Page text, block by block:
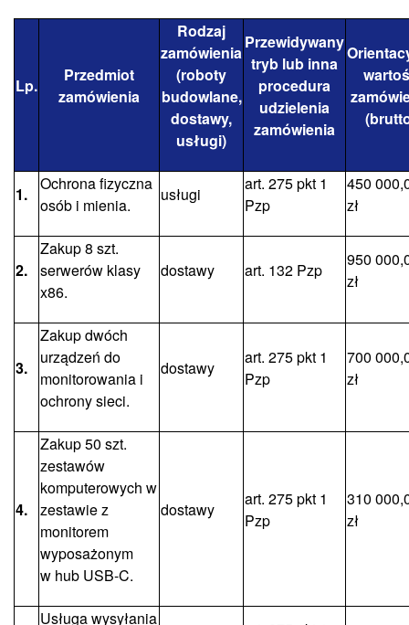
Lp.
Przedmiot
zamówienia
Rodzaj
zamówienia
(roboty
budowlane,
dostawy,
usługi)
Przewidywany
tryb lub inna
procedura
udzielenia
zamówienia
1.
Ochrona fizyczna
osób i mienia.
usługi
art. 275 pkt 1
Pzp
450
zł
2.
Zakup 8 szt.
serwerów klasy
x86.
dostawy art. 132 Pzp
950
zł
3.
Zakup dwóch
urządzeń do
monitorowania i
ochrony sieci.
dostawy
art. 275 pkt 1
Pzp
700
zł
4.
Zakup 50 szt.
zestawów
komputerowych w
zestawie z
monitorem
wyposażonym
w hub USB-C.
dostawy
art. 275 pkt 1
Pzp
310
zł
Usługa wysyłania